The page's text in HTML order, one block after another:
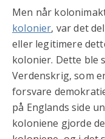
Men når
kolonier, var det
eller legitimere
kolonier. Dette ble
Verdenskrig, som
forsvare
på Englands side
koloniene gjorde